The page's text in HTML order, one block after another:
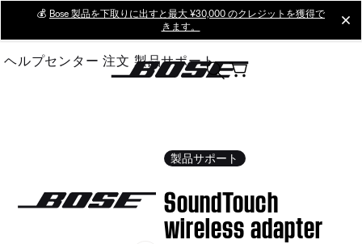
Main
💰 Bose 製品を下取りに出すと最大 ¥30,000 のクレジットを獲得で
きます。
ヘルプセンター 注文 製品サポート
製品サポート
SoundTouch
wireless adapter